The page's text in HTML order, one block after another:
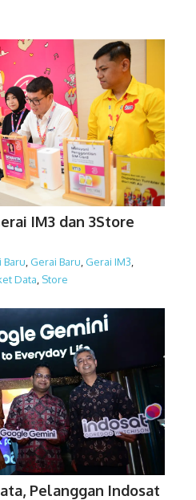
IM3 dan 3Store
Baru Gerai Baru Gerai IM3
Data Store
Pelanggan Indosat